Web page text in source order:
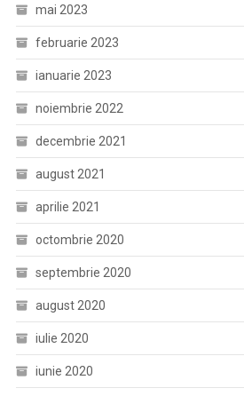
mai 2023
februarie 2023
ianuarie 2023
noiembrie 2022
decembrie 2021
august 2021
aprilie 2021
octombrie 2020
septembrie 2020
august 2020
iulie 2020
iunie 2020